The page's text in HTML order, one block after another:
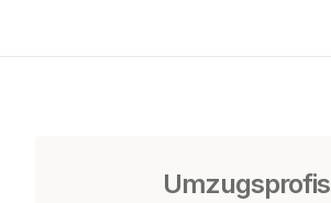
Umzugsprofis